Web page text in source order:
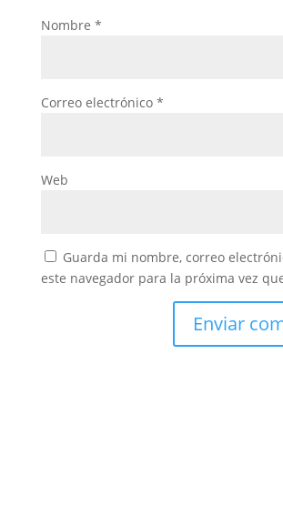
Nombre *
Correo electrónico *
Web
Guarda mi nombre, correo
este navegador para la próxima vez